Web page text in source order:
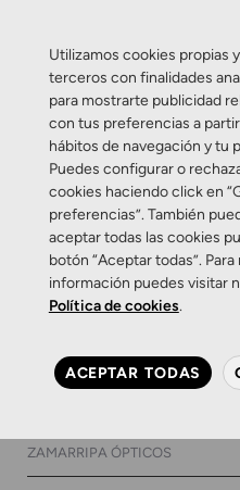
Etiqueta:
colores
Consejos Salud Visual
¿Cuáles son
lentillas de
ZAMARRIPA ÓPTICOS
Utilizamos cookies propias
terceros con finalidades
para mostrarte publicidad
con tus preferencias a
hábitos de navegación y tu
Puedes configurar o
cookies haciendo click en
preferencias”. También
aceptar todas las cookies
botón “Aceptar todas”. Para
información puedes visitar
Política de cookies.
ACEPTAR TODAS